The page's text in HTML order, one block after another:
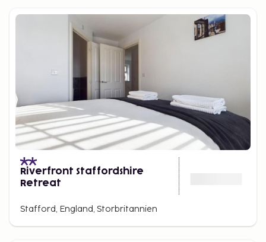
Riverfront Staffordshire
Retreat
Stafford, England, Storbritannien